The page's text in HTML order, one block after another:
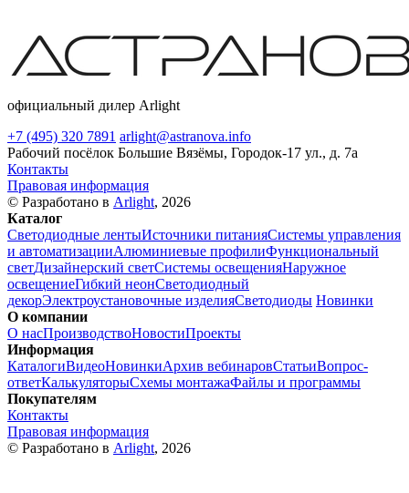
официальный дилер Arlight
+7 (495) 320 7891 arlight@astranova.info
Рабочий посёлок Большие Вязёмы, Городок-17 ул., д. 7а
Контакты
Правовая информация
© Разработано в Arlight, 2026
Каталог
Светодиодные лентыИсточники питанияСистемы управления
и автоматизацииАлюминиевые профилиФункциональный
светДизайнерский светСистемы освещенияНаружное
освещениеГибкий неонСветодиодный
декорЭлектроустановочные изделияСветодиоды Новинки
О компании
О насПроизводствоНовостиПроекты
Информация
КаталогиВидеоНовинкиАрхив вебинаровСтатьиВопрос-
ответКалькуляторыСхемы монтажаФайлы и программы
Покупателям
Контакты
Правовая информация
© Разработано в Arlight, 2026